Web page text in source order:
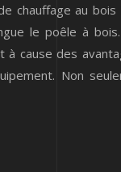
chauffage au
le poêle à
à cause des
Non